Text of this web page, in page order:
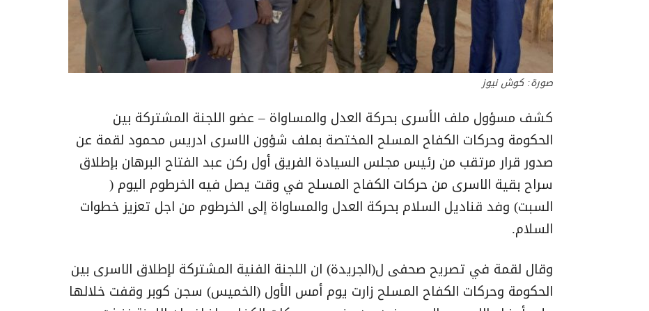
صورة: كوش نيوز
كشف مسؤول ملف الأسرى بحركة العدل والمساواة – عضو اللجنة المشتركة بين
الحكومة وحركات الكفاح المسلح المختصة بملف شؤون الاسرى ادريس محمود لقمة عن
صدور قرار مرتقب من رئيس مجلس السيادة الفريق أول ركن عبد الفتاح البرهان بإطلاق
سراح بقية الاسرى من حركات الكفاح المسلح في وقت يصل فيه الخرطوم اليوم (
السبت) وفد قناديل السلام بحركة العدل والمساواة إلى الخرطوم من اجل تعزيز خطوات
السلام.
وقال لقمة في تصريح صحفى ل(الجريدة) ان اللجنة الفنية المشتركة لإطلاق الاسرى بين
الحكومة وحركات الكفاح المسلح زارت يوم أمس الأول (الخميس) سجن كوبر وقفت خلالها